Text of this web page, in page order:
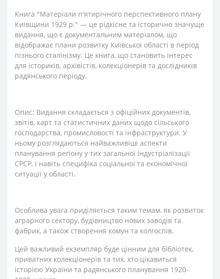
Книга "Матеріали п'ятирічного перспективного плану
Київщини 1929 р." — це рідкісне та історично значуще
видання, що є документальним матеріалом, що
відображає плани розвитку Київської області в період
пізнього сталінізму. Це книга, що становить інтерес
для істориків, архівістів, колекціонерів та дослідників
радянського періоду.
Опис: Видання складається з офіційних документів,
звітів, карт та статистичних даних щодо сільського
господарства, промисловості та інфраструктури. У
ньому розглядаються найважливіші аспекти
планування регіону у тих загальної індустріалізації
СРСР, і навіть специфіка соціальної та економічної
ситуації у області.
Особлива увага приділяється таким темам, як розвиток
аграрного сектору, будівництво нових заводів та
фабрик, а також створення комун та колгоспів.
Цей важливий екземпляр буде цінним для бібліотек,
приватних колекціонерів та тих, хто цікавиться
історією України та радянського планування 1920-